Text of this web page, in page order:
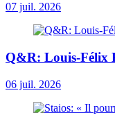
07 juil. 2026
Q&R: Louis-Félix
06 juil. 2026